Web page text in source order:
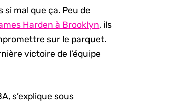
si mal que ça. Peu de
Harden à Brooklyn, ils
sur le parquet.
victoire de l’équipe
s’explique sous